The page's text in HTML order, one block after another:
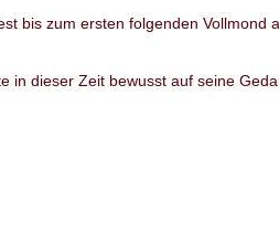
bis zum ersten folgenden Vollmond
in dieser Zeit bewusst auf seine